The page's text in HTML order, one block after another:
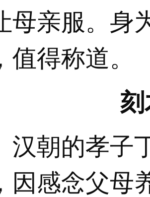
母亲服。身
值得称道。
的孝子丁
因感念父母